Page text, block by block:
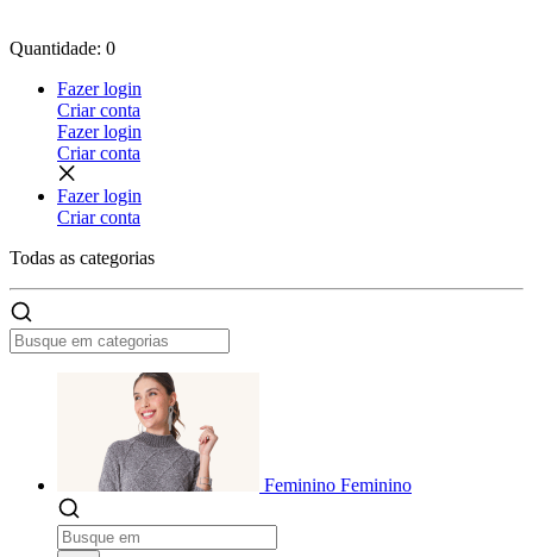
Quantidade: 0
Fazer login
Criar conta
Fazer login
Criar conta
Fazer login
Criar conta
Todas as categorias
Feminino Feminino